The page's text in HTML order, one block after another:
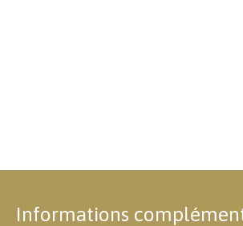
Informations